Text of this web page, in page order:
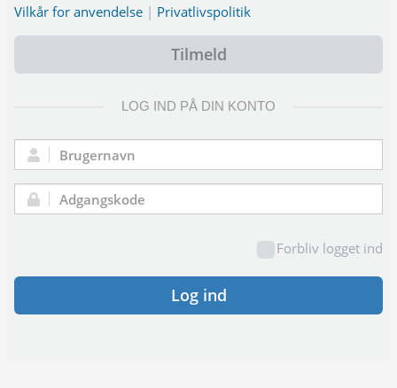
Vilkår for anvendelse | Privatlivspolitik
Tilmeld
LOG IND PÅ DIN KONTO
Brugernavn:
Adgangskode:
Forbliv logget ind
Log ind